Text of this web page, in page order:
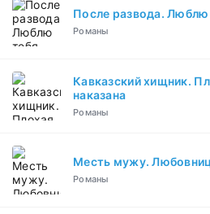
После развода. Люблю
Романы
Кавказский хищник.
наказана
Романы
Месть мужу.
Романы